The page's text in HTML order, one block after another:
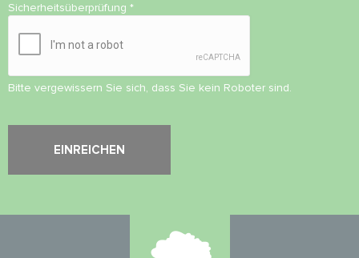
Sicherheitsüberprüfung *
Bitte vergewissern Sie sich, dass Sie kein Roboter sind.